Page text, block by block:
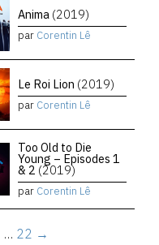
Anima (2019)
par Corentin Lê
Le Roi Lion (2019)
par Corentin Lê
Too Old to Die
Young – Episodes 1
& 2 (2019)
par Corentin Lê
… 22 →